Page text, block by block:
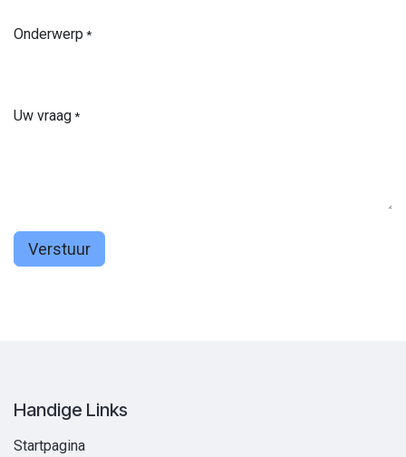
Onderwerp *
Uw vraag*
Verstuur
Handige Links
Startpagina